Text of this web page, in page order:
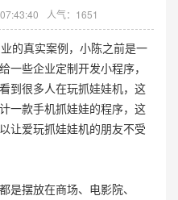
人气：1651
的真实案例，小陈之前是一
一些企业定制开发小程序，
到很多人在玩抓娃娃机，这
一款手机抓娃娃的程序，这
让爱玩抓娃娃机的朋友不受
是摆放在商场、电影院、